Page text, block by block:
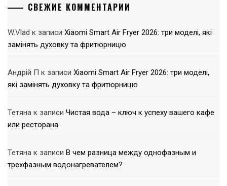
СВЕЖИЕ КОММЕНТАРИИ
W.Vlad к записи Xiaomi Smart Air Fryer 2026: три моделі, які
замінять духовку та фритюрницю
Андрій П к записи Xiaomi Smart Air Fryer 2026: три моделі,
які замінять духовку та фритюрницю
Тетяна к записи Чистая вода – ключ к успеху вашего кафе
или ресторана
Тетяна к записи В чем разница между однофазным и
трехфазным водонагревателем?